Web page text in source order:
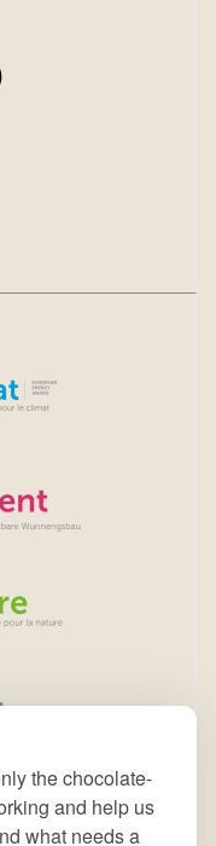
the chocolate-
and help us
what needs a